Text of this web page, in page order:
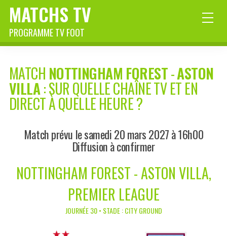
MATCHS TV
PROGRAMME TV FOOT
MATCH NOTTINGHAM FOREST-ASTON
VILLA: SUR QUELLE CHAÎNE TV ET EN
DIRECT À QUELLE HEURE ?
Match prévu le samedi 20 mars 2027 à 16h00
Diffusion à confirmer
NOTTINGHAM FOREST - ASTON VILLA,
PREMIER LEAGUE
JOURNÉE 30 • STADE : CITY GROUND